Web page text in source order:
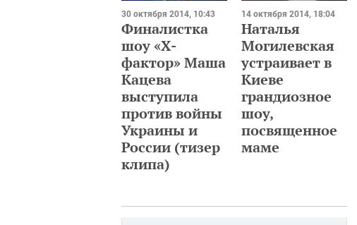
30 октября 2014, 10:43
Финалистка
шоу «Х-
фактор» Маша
Кацева
выступила
против войны
Украины и
России (тизер
клипа)
14 октября 2014, 18:04
Наталья
Могилевская
устраивает в
Киеве
грандиозное
шоу,
посвященное
маме